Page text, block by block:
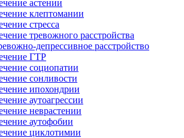
астении
клептомании
стресса
тревожного расстройства
депрессивное расстройство
ГТР
социопатии
сонливости
ипохондрии
аутоагрессии
неврастении
аутофобии
циклотимии